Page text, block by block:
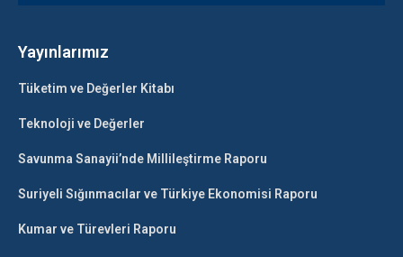
Yayınlarımız
Tüketim ve Değerler Kitabı
Teknoloji ve Değerler
Savunma Sanayii’nde Millileştirme Raporu
Suriyeli Sığınmacılar ve Türkiye Ekonomisi Raporu
Kumar ve Türevleri Raporu